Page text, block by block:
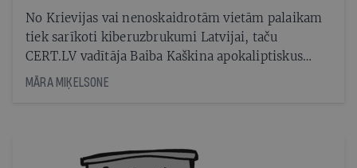
No Krievijas vai nenoskaidrotām vietām palaikam
tiek sarīkoti kiberuzbrukumi Latvijai, taču
CERT.LV vadītāja Baiba Kaškina apokaliptiskus
scenārijus noraida
MĀRA MIĶELSONE